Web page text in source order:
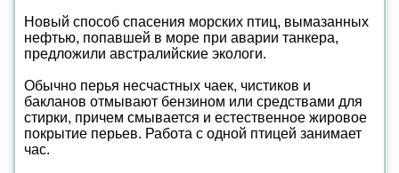
Новый способ спасения морских птиц, вымазанных
нефтью, попавшей в море при аварии танкера,
предложили австралийские экологи.
Обычно перья несчастных чаек, чистиков и
бакланов отмывают бензином или средствами для
стирки, причем смывается и естественное жировое
покрытие перьев. Работа с одной птицей занимает
час.